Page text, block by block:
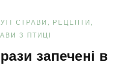
СТРАВИ
РЕЦЕПТИ
З ПТИЦІ
запечені в